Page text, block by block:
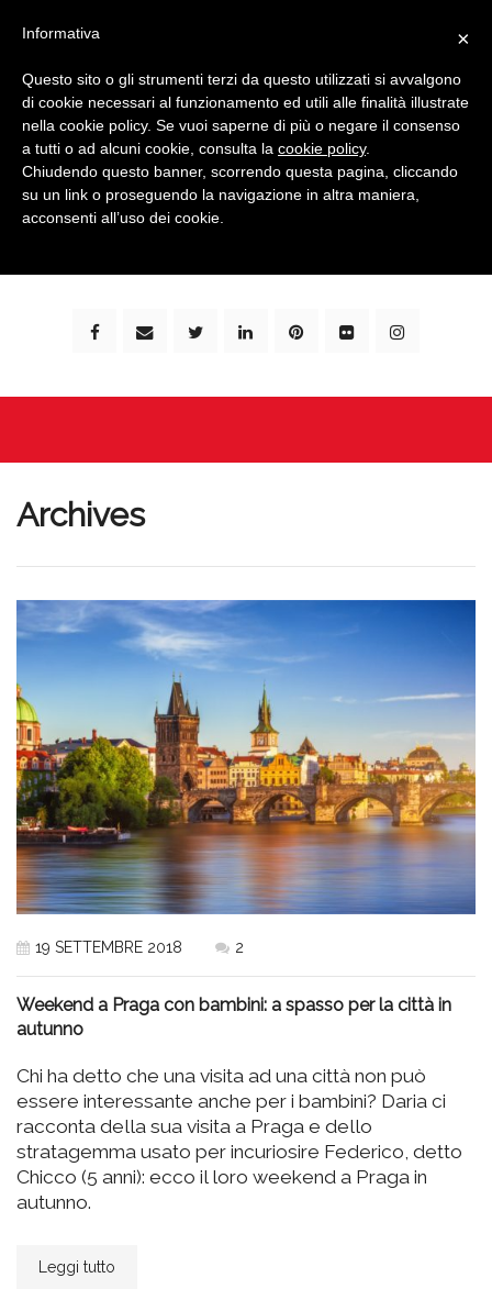
bimbi e viaggi - family travel blog: community #1 in
Archives
19 SETTEMBRE 2018 2
Weekend a Praga con bambini: a spasso per la città in
autunno
Chi ha detto che una visita ad una città non può
essere interessante anche per i bambini? Daria ci
racconta della sua visita a Praga e dello
stratagemma usato per incuriosire Federico, detto
Chicco (5 anni): ecco il loro weekend a Praga in
autunno.
Leggi tutto
×
Informativa
Questo sito o gli strumenti terzi da questo utilizzati si avvalgono
di cookie necessari al funzionamento ed utili alle finalità illustrate
nella cookie policy. Se vuoi saperne di più o negare il consenso
a tutti o ad alcuni cookie, consulta la cookie policy.
Chiudendo questo banner, scorrendo questa pagina, cliccando
su un link o proseguendo la navigazione in altra maniera,
acconsenti all’uso dei cookie.